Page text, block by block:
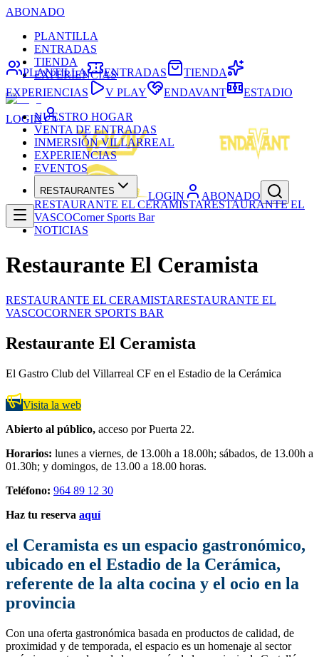
ABONADO
PLANTILLA
ENTRADAS
TIENDA
EXPERIENCIAS
LOGIN
LOGIN ABONADO
PLANTILLA ENTRADAS
TIENDA
EXPERIENCIAS
V PLAY ENDAVANT
ESTADIO
NUESTRO HOGAR
VENTA DE ENTRADAS
INMERSIÓN VILLARREAL
EXPERIENCIAS
EVENTOS
RESTAURANTES
RESTAURANTE EL CERAMISTARESTAURANTE EL
VASCOCorner Sports Bar
NOTICIAS
Restaurante El Ceramista
RESTAURANTE EL CERAMISTARESTAURANTE EL
VASCOCORNER SPORTS BAR
Restaurante El Ceramista
El Gastro Club del Villarreal CF en el Estadio de la Cerámica
Visita la web
Abierto al público, acceso por Puerta 22.
Horarios: lunes a viernes, de 13.00h a 18.00h; sábados, de 13.00h a
01.30h; y domingos, de 13.00 a 18.00 horas.
Teléfono: 964 89 12 30
Haz tu reserva aquí
el Ceramista es un espacio gastronómico,
ubicado en el Estadio de la Cerámica,
referente de la alta cocina y el ocio en la
provincia
Con una oferta gastronómica basada en productos de calidad, de
proximidad y de temporada, el espacio es un homenaje al sector